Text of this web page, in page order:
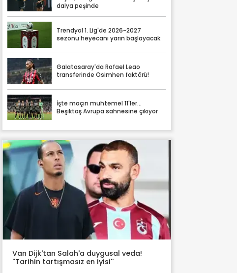
dalya peşinde
Trendyol 1. Lig'de 2026-2027
sezonu heyecanı yarın başlayacak
Galatasaray'da Rafael Leao
transferinde Osimhen faktörü!
İşte maçın muhtemel 11'ler...
Beşiktaş Avrupa sahnesine çıkıyor
Van Dijk'tan Salah'a duygusal veda!
''Tarihin tartışmasız en iyisi''